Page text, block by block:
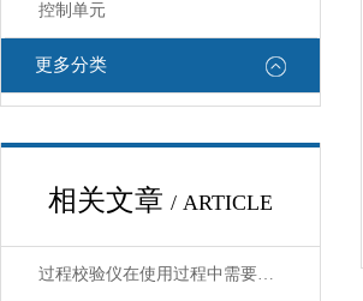
控制单元
更多分类
相关文章 / ARTICLE
过程校验仪在使用过程中需要注意哪些安全问题